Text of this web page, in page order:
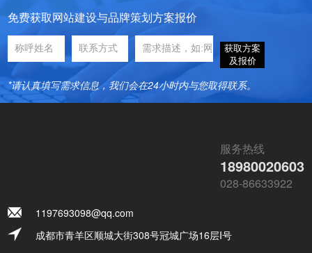
免费获取网站建设与品牌策划方案报价
获取方案
及报价
*请认真填写需求信息，我们会在24小时内与您取得联系。
服务热线
18980020603
028-86633922
1197693098@qq.com
成都市青羊区顺城大街308号冠城广场16层I号